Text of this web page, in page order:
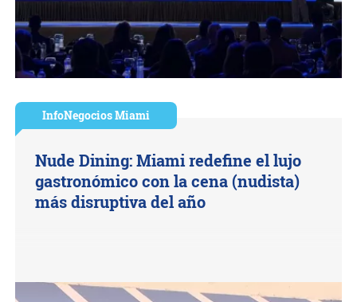
InfoNegocios Miami
Nude Dining: Miami redefine el lujo
gastronómico con la cena (nudista)
más disruptiva del año